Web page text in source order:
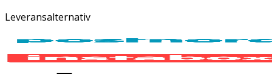
Leveransalternativ